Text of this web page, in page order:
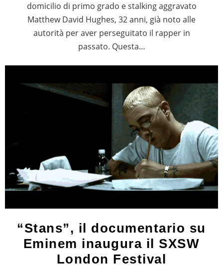
domicilio di primo grado e stalking aggravato
Matthew David Hughes, 32 anni, già noto alle
autorità per aver perseguitato il rapper in
passato. Questa…
“Stans”, il documentario su
Eminem inaugura il SXSW
London Festival